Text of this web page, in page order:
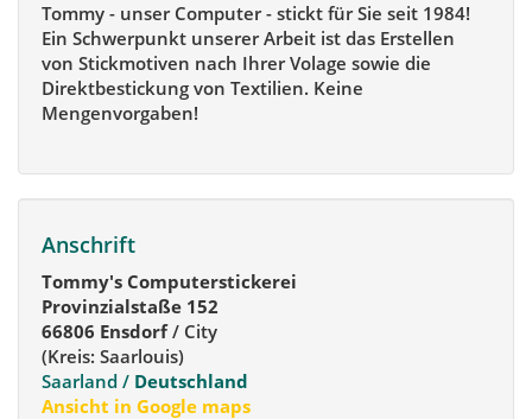
Tommy - unser Computer - stickt für Sie seit 1984!
Ein Schwerpunkt unserer Arbeit ist das Erstellen
von Stickmotiven nach Ihrer Volage sowie die
Direktbestickung von Textilien. Keine
Mengenvorgaben!
Anschrift
Tommy's Computerstickerei
Provinzialstaße 152
66806 Ensdorf/ City
(Kreis: Saarlouis)
Saarland / Deutschland
Ansicht in Google maps